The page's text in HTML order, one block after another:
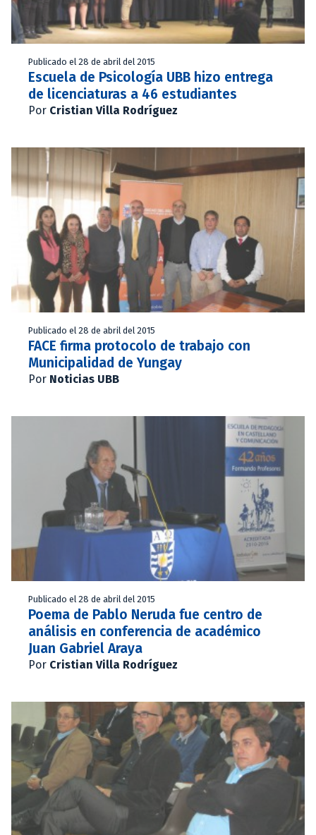
Publicado el 28 de abril del 2015
Escuela de Psicología UBB hizo entrega
de licenciaturas a 46 estudiantes
Por Cristian Villa Rodríguez
Publicado el 28 de abril del 2015
FACE firma protocolo de trabajo con
Municipalidad de Yungay
Por Noticias UBB
Publicado el 28 de abril del 2015
Poema de Pablo Neruda fue centro de
análisis en conferencia de académico
Juan Gabriel Araya
Por Cristian Villa Rodríguez